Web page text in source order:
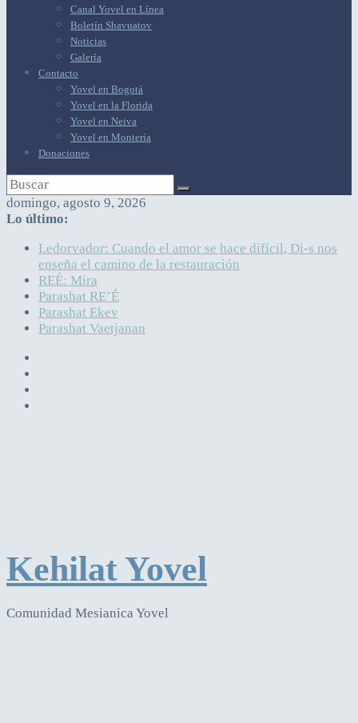
Canal Yovel en Línea
Boletín Shavuatov
Noticias
Galería
Contacto
Yovel en Bogotá
Yovel en la Florida
Yovel en Neiva
Yovel en Montería
Donaciones
domingo, agosto 9, 2026
Lo último:
Ledorvador: Cuando el amor se hace difícil, Di-s nos
enseña el camino de la restauración
REÉ: Mira
Parashat RE’É
Parashat Ekev
Parashat Vaetjanan
Kehilat Yovel
Comunidad Mesianica Yovel